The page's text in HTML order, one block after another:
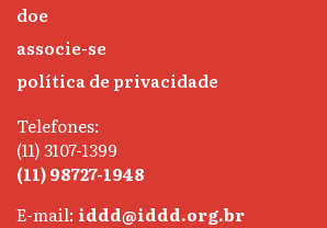
doe
associe-se
política de privacidade
Telefones:
(11) 3107-1399
(11) 98727-1948
E-mail: iddd@iddd.org.br